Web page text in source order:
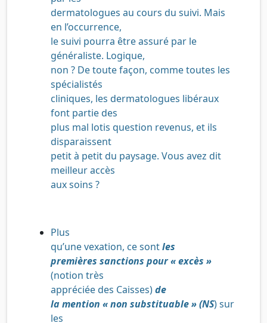
dermatologues au cours du suivi. Mais
en l’occurrence,
le suivi pourra être assuré par le
généraliste. Logique,
non ? De toute façon, comme toutes les
spécialistés
cliniques, les dermatologues libéraux
font partie des
plus mal lotis question revenus, et ils
disparaissent
petit à petit du paysage. Vous avez dit
meilleur accès
aux soins ?
Plus
qu’une vexation, ce sontles
premières sanctions pour « excès »
(notion très
appréciée des Caisses)de
la mention « non substituable » (NS) sur
les